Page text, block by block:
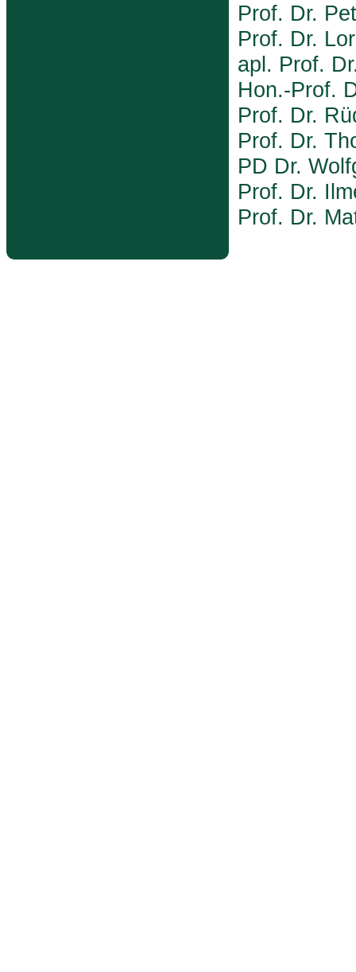
Prof. Dr.
Prof. Dr.
apl. Prof.
Hon.-Prof.
Prof. Dr.
Prof. Dr.
PD Dr.
Prof. Dr.
Prof. Dr.